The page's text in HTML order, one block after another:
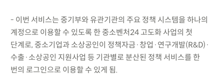
- 이번 서비스는 중기부와 유관기관의 주요 정책 시스템을 하나의
계정으로 이용할 수 있도록 한 중소벤처24 고도화 사업의 첫
단계로, 중소기업과 소상공인이 정책자금·창업·연구개발(R&D)·
수출·소상공인 지원사업 등 기관별로 분산된 정책 서비스를 한
번의 로그인으로 이용할 수 있게 됨.